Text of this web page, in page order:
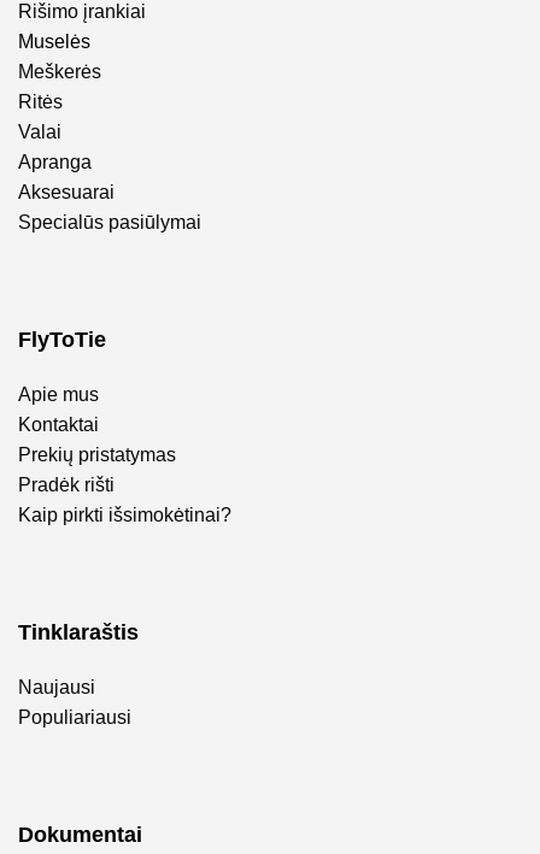
Rišimo įrankiai
Muselės
Meškerės
Ritės
Valai
Apranga
Aksesuarai
Specialūs pasiūlymai
FlyToTie
Apie mus
Kontaktai
Prekių pristatymas
Pradėk rišti
Kaip pirkti išsimokėtinai?
Tinklaraštis
Naujausi
Populiariausi
Dokumentai